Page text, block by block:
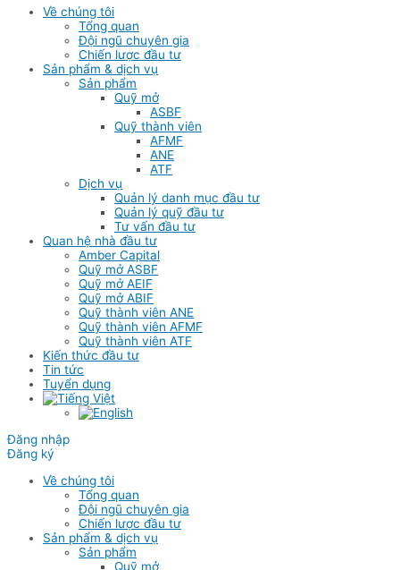
Về chúng tôi
Tổng quan
Đội ngũ chuyên gia
Chiến lược đầu tư
Sản phẩm & dịch vụ
Sản phẩm
Quỹ mở
ASBF
Quỹ thành viên
AFMF
ANE
ATF
Dịch vụ
Quản lý danh mục đầu tư
Quản lý quỹ đầu tư
Tư vấn đầu tư
Quan hệ nhà đầu tư
Amber Capital
Quỹ mở ASBF
Quỹ mở AEIF
Quỹ mở ABIF
Quỹ thành viên ANE
Quỹ thành viên AFMF
Quỹ thành viên ATF
Kiến thức đầu tư
Tin tức
Tuyển dụng
Đăng nhập
Đăng ký
Về chúng tôi
Tổng quan
Đội ngũ chuyên gia
Chiến lược đầu tư
Sản phẩm & dịch vụ
Sản phẩm
Quỹ mở